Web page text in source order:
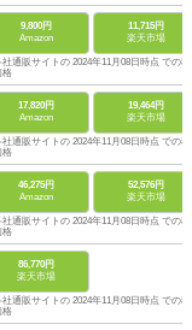
9,800円
Amazon
11,715円
楽天市場
通販サイトの 2024年11月08日時点 での税
格
17,820円
Amazon
19,464円
楽天市場
通販サイトの 2024年11月08日時点 での税
格
46,275円
Amazon
52,576円
楽天市場
通販サイトの 2024年11月08日時点 での税
格
86,770円
楽天市場
通販サイトの 2024年11月08日時点 での税
格